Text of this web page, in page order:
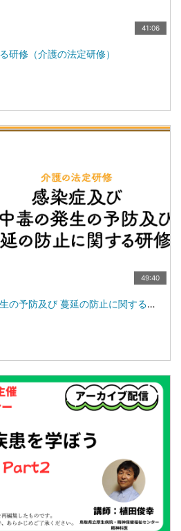
41:06
研修（介護の法定研修）
49:40
🎥感染症及び食中毒の発生の予防及び 蔓延の防止に関する研修（介護の法定研修）